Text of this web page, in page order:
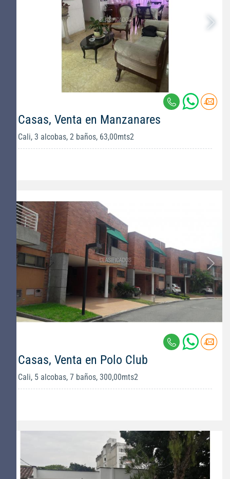
Casas, Venta en Manzanares
Cali, 3 alcobas, 2 baños, 63,00mts2
Casas, Venta en Polo Club
Cali, 5 alcobas, 7 baños, 300,00mts2